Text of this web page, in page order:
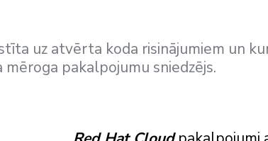
uz atvērta koda risinājumiem un
pakalpojumu sniedzējs.